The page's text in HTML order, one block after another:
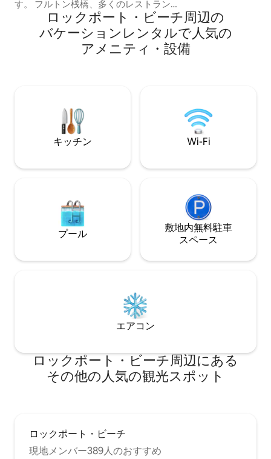
す。 フルトン桟橋、多くのレストランや
バーまで徒歩圏内で、公共ボートの出発
場所がすぐ近くにあります。 ロックポー
トビーチやダウンタウンのショッピング
エリアからわずか2.9マイルです。 6名様
庭。 リラックス、パーティー、釣り、ま
たはこれらすべてを目的としている方
は、ぜひお越しください！
ム1室、小さなリ
ッチンなし）、ガ
あるデッキ付きポ
ロックポート・ビーチ⁠周⁠辺⁠の
バ⁠ケ⁠ー⁠シ⁠ョ⁠ン⁠レ⁠ン⁠タ⁠ル⁠で人⁠気⁠の
ア⁠メ⁠ニ⁠テ⁠ィ⁠・⁠設⁠備
キッチン Wi-Fi
プール
敷地内無料駐⁠車
ス⁠ペ⁠ー⁠ス
エアコン
ロックポート・ビーチ⁠周⁠辺⁠に⁠あ⁠る
そ⁠の⁠他⁠の人⁠気⁠の観⁠光⁠ス⁠ポ⁠ッ⁠ト
ロックポート・ビーチ
現地メンバー389人のおすすめ